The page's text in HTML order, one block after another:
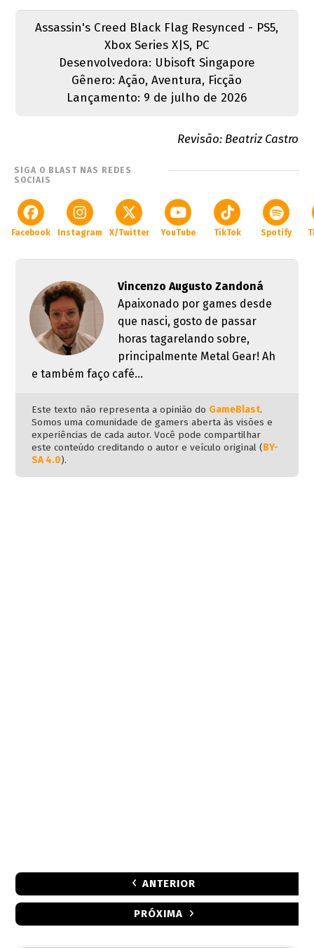
Assassin's Creed Black Flag Resynced - PS5,
Xbox Series X|S, PC
Desenvolvedora: Ubisoft Singapore
Gênero: Ação, Aventura, Ficção
Lançamento: 9 de julho de 2026
Revisão: Beatriz Castro
SIGA O BLAST NAS REDES
SOCIAIS
Facebook Instagram X/Twitter YouTube TikTok Spotify
Vincenzo Augusto Zandoná
Apaixonado por games desde
que nasci, gosto de passar
horas tagarelando sobre,
principalmente Metal Gear! Ah
e também faço café...
Este texto não representa a opinião do GameBlast.
Somos uma comunidade de gamers aberta às visões e
experiências de cada autor. Você pode compartilhar
este conteúdo creditando o autor e veículo original (BY-
SA 4.0).
ANTERIOR
PRÓXIMA